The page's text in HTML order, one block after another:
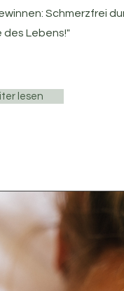
Schmerzfrei
des Lebens!"
lesen